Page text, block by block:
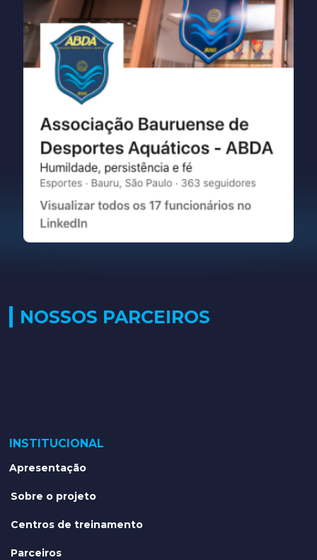
NOSSOS PARCEIROS
INSTITUCIONAL
Apresentação
Sobre o projeto
Centros de treinamento
Parceiros